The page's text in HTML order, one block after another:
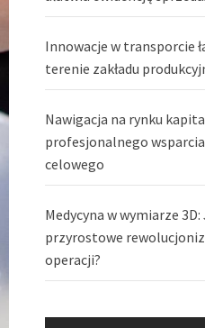
Innowacje w transporcie
terenie zakładu
Nawigacja na rynku
profesjonalnego
celowego
Medycyna w wymiarze
przyrostowe
operacji?